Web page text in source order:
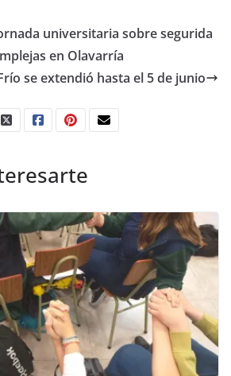
universitaria sobre segurida
en Olavarría
se extendió hasta el 5 de junio